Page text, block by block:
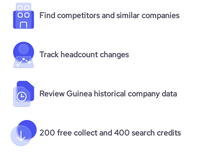
Find competitors and similar companies
Track headcount changes
Review Guinea historical company data
200 free collect and 400 search credits